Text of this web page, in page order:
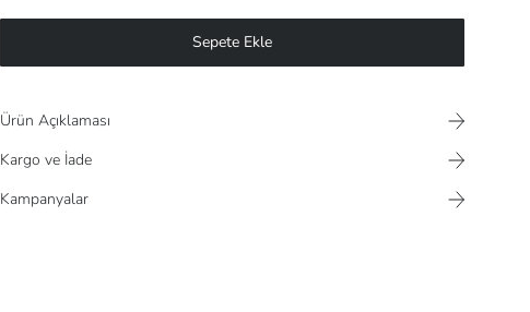
Sepete Ekle
Ürün Açıklaması
Kargo ve İade
Kampanyalar